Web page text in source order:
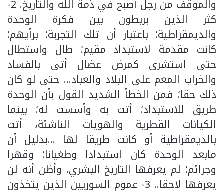
والموقف من رجل أصبح في ذمة الله والتاريخ. 2-
كثر الذين بربطون بين فكرة الوحدة
والديمقراطية؛ باعتبار أن تلك التجربة؛ برأيهم؛
كانت مقدمة لاستبداد مقيم؛ طال واستطال
حتى استشرى كمرض عضال أتى بالفساد
والخراب المعم على البلاد والعباد… حتى لو كان
ذلك حقا؛ فمن الخطأ الشديد القول بأن الوحدة
طريق للاستبداد؛ أتت به وأسست له؛ بينما
الكيانات القطرية والهويات الناشئة، أتت
بالديمقراطية أو كانت طريقا لها …بدليل أن
مابعد الوحدة كان استبدادا وطغيانا؛ وقهرا
وجرائم؛ لم يعرفها التاريخ البشري. وأظن أنه لن
يعرفها لاحقا.. 3- عموم السوريين الذين يتخذون